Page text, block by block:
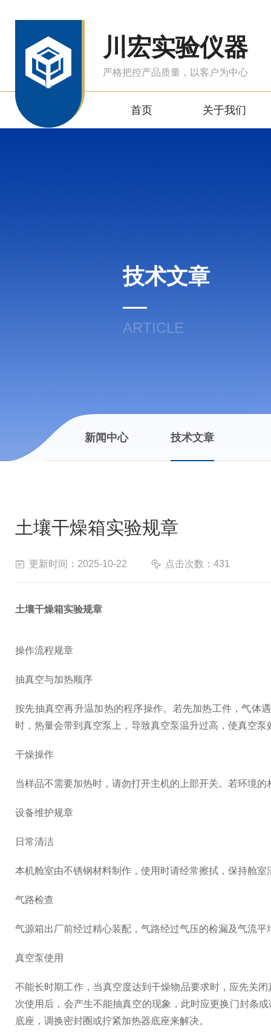
川宏实验仪器
严格把控产品质量，以客户为中心
首页 关于我们
技术文章
ARTICLE
新闻中心 技术文章
土壤干燥箱实验规章
更新时间：2025-10-22 点击次数：431
土壤干燥箱实验规章
操作流程规章
抽真空与加热顺序
按先抽真空再升温加热的程序操作。若先加热工件，气体
时，热量会带到真空泵上，导致真空泵温升过高，使真空
干燥操作
当样品不需要加热时，请勿打开主机的上部开关。若环境
设备维护规章
日常清洁
本机舱室由不锈钢材料制作，使用时请经常擦拭，保持舱
气路检查
气源箱出厂前经过精心装配，气路经过气压的检漏及气流
真空泵使用
不能长时期工作，当真空度达到干燥物品要求时，应先关
次使用后，会产生不能抽真空的现象，此时应更换门封条
底座，调换密封圈或拧紧加热器底座来解决。